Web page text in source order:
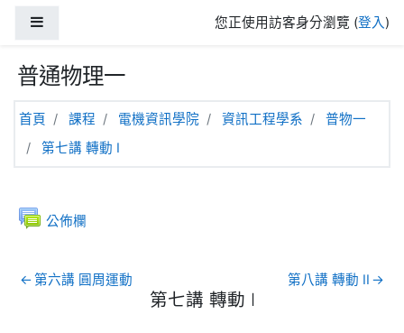
您正使用訪客身分瀏覽 (登入)
普通物理一
首頁 課程 電機資訊學院 資訊工程學系
普物一
第七講 轉動 I
一般公佈欄
討論區
←第六講 圓周運動 第八講 轉動 II →
第七講 轉動 I